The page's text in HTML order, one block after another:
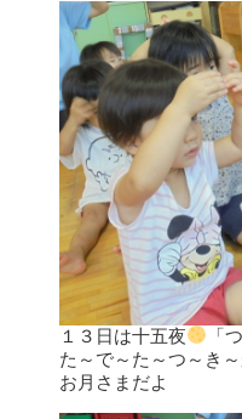
１３日は十五夜
「
た～で～た～つ～き
お月さまだよ